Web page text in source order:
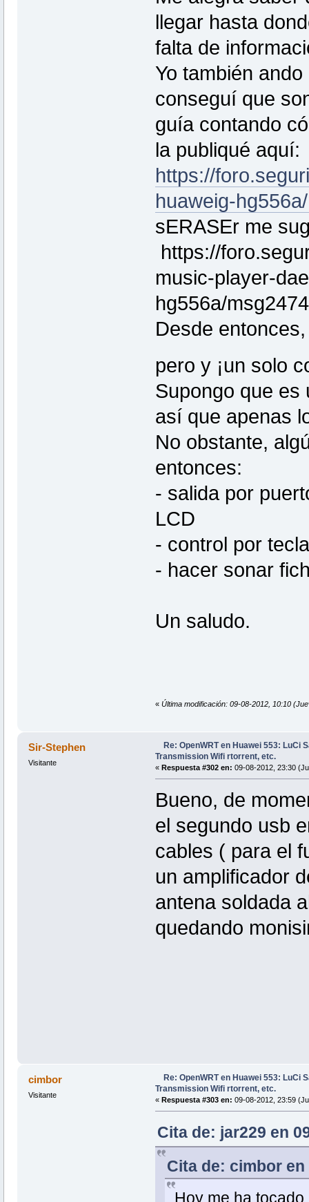
llegar hasta
falta de
Yo también
conseguí que
guía contando
la publiqué aquí:
https://
huaweig-
sERASEr me
https://
music-player-
hg556a/
Desde
pero y ¡un solo
Supongo que es
así que apenas
No obstante,
entonces:
- salida por
LCD
- control por
- hacer sonar
Un saludo.
« Última modificación: 09-08-2012, 10:10
Sir-Stephen
Visitante
Re: OpenWRT en Huawei 553: LuCi
Transmission Wifi rtorrent, etc.
« Respuesta #302 en: 09-08-2012, 23:30
Bueno, de
el segundo usb
cables ( para el
un amplificador
antena soldada
quedando
cimbor
Visitante
Re: OpenWRT en Huawei 553: LuCi
Transmission Wifi rtorrent, etc.
« Respuesta #303 en: 09-08-2012, 23:59
Cita de: jar229 en
Cita de: cimbor en
Hoy me ha